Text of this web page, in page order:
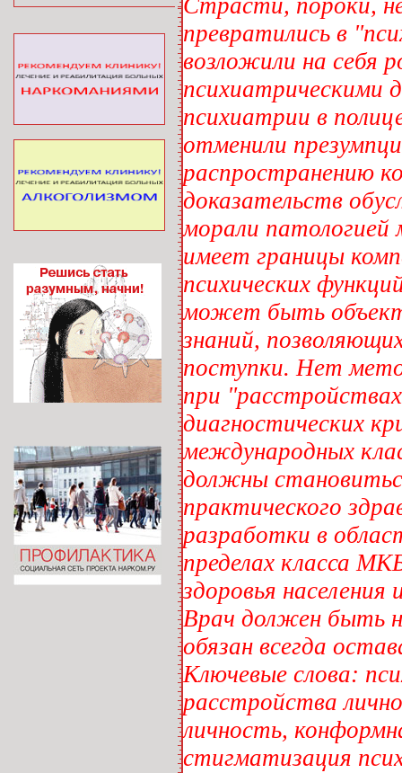
Страсти, пороки,
превратились в
возложили на себя
психиатрическими
психиатрии в
отменили
распространению
доказательств
морали патологией
имеет границы
психических
может быть
знаний,
поступки. Нет
при
диагностических
международных
должны
практического
разработки в
пределах класса
здоровья
Врач должен быть
обязан всегда
Ключевые слова:
расстройства
личность,
стигматизация